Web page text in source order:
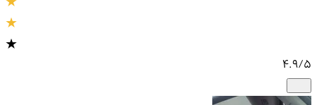
4.9/5